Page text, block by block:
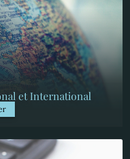
et International